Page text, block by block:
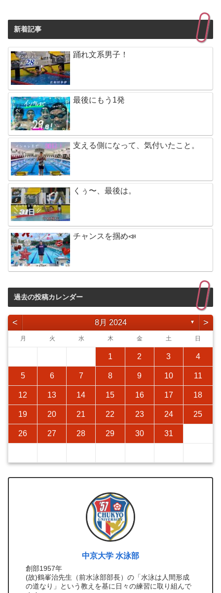
新着記事
踊れ文系男子！
最後にもう1発
支える側になって、気付いたこと。
くぅ〜、最後は。
チャンスを掴め📣
過去の投稿カレンダー
< 8月 2024 ▼ >
月 火 水 木 金 土 日
1 2 3 4
5 6 7 8 9 10 11
12 13 14 15 16 17 18
19 20 21 22 23 24 25
26 27 28 29 30 31
中京大学 水泳部
創部1957年
(故)鶴峯治先生（前水泳部部長）の「水泳は人間形成
の道なり」という教えを基に日々の練習に取り組んで